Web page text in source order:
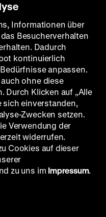
Zu
unserer
LinkedIn
Seite
Zu
Seite
Zu
unserer
Soundcloud
Informationen über
Besucherverhalten
Dadurch
kontinuierlich
anpassen.
ohne diese
Durch Klicken auf „Alle
sich einverstanden,
Zwecken setzen.
Verwendung der
widerrufen.
Cookies auf dieser
zu uns im Impressum.